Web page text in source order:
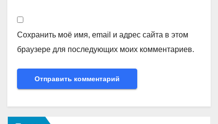
Сохранить моё имя, email и адрес сайта в этом
браузере для последующих моих комментариев.